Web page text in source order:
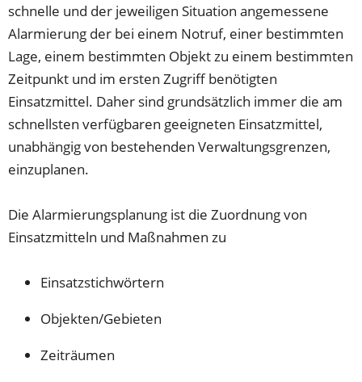
schnelle und der jeweiligen Situation angemessene
Alarmierung der bei einem Notruf, einer bestimmten
Lage, einem bestimmten Objekt zu einem bestimmten
Zeitpunkt und im ersten Zugriff benötigten
Einsatzmittel. Daher sind grundsätzlich immer die am
schnellsten verfügbaren geeigneten Einsatzmittel,
unabhängig von bestehenden Verwaltungsgrenzen,
einzuplanen.
Die Alarmierungsplanung ist die Zuordnung von
Einsatzmitteln und Maßnahmen zu
Einsatzstichwörtern
Objekten/Gebieten
Zeiträumen